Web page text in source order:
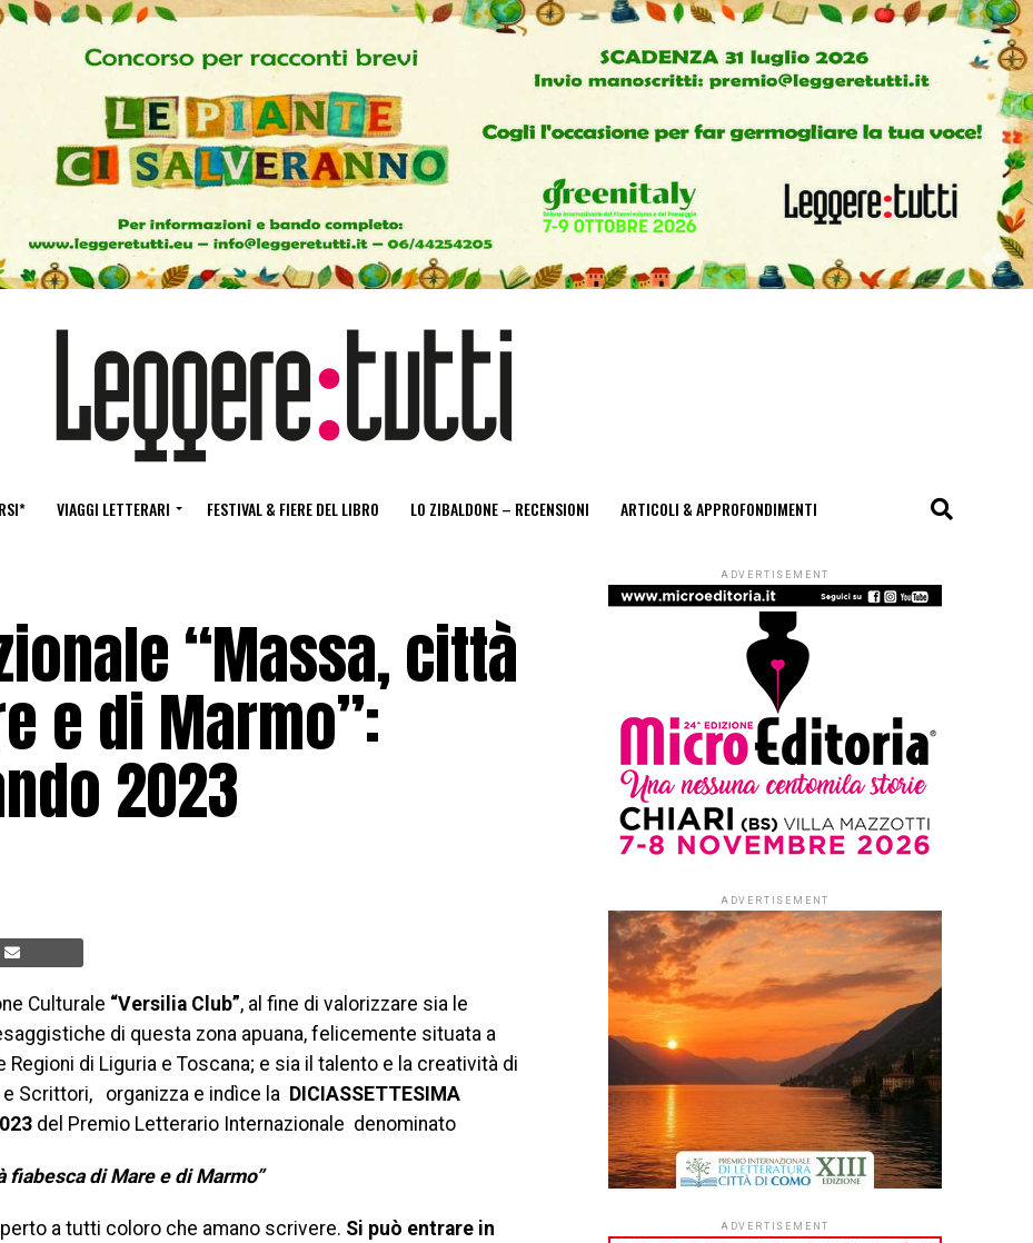
VIAGGI LETTERARI FESTIVAL & FIERE DEL LIBRO LO ZIBALDONE – RECENSIONI ARTICOLI & APPROFONDIMENTI
“Massa, città
e di Marmo”:
2023
Culturale “Versilia Club”, al fine di valorizzare sia le
di questa zona apuana, felicemente situata a
Regioni di Liguria e Toscana; e sia il talento e la creatività di
Scrittori, organizza e indìce la DICIASSETTESIMA
del Premio Letterario Internazionale denominato
fiabesca di Mare e di Marmo”
a tutti coloro che amano scrivere. Si può entrare in
ADVERTISEMENT
ADVERTISEMENT
ADVERTISEMENT